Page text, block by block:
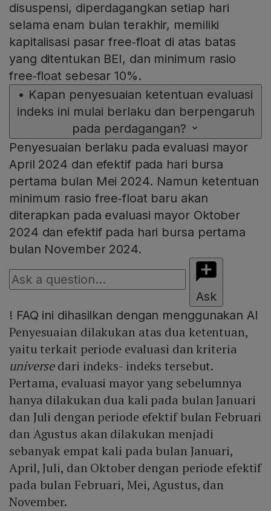
disuspensi, diperdagangkan setiap hari
selama enam bulan terakhir, memiliki
kapitalisasi pasar free‑float di atas batas
yang ditentukan BEI, dan minimum rasio
free‑float sebesar 10%.
• Kapan penyesuaian ketentuan evaluasi
indeks ini mulai berlaku dan berpengaruh
pada perdagangan?
Penyesuaian berlaku pada evaluasi mayor
April 2024 dan efektif pada hari bursa
pertama bulan Mei 2024. Namun ketentuan
minimum rasio free‑float baru akan
diterapkan pada evaluasi mayor Oktober
2024 dan efektif pada hari bursa pertama
bulan November 2024.
Ask
! FAQ ini dihasilkan dengan menggunakan AI
Penyesuaian dilakukan atas dua ketentuan,
yaitu terkait periode evaluasi dan kriteria
universedari indeks- indeks tersebut.
Pertama, evaluasi mayor yang sebelumnya
hanya dilakukan dua kali pada bulan Januari
dan Juli dengan periode efektif bulan Februari
dan Agustus akan dilakukan menjadi
sebanyak empat kali pada bulan Januari,
April, Juli, dan Oktober dengan periode efektif
pada bulan Februari, Mei, Agustus, dan
November.